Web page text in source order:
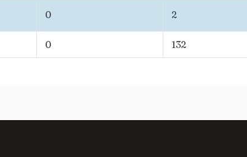
0 2
0 132